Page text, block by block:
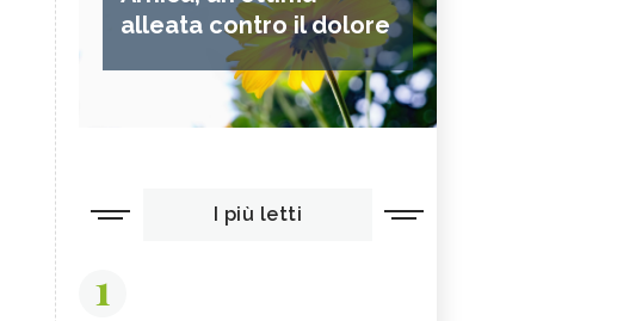
alleata contro il dolore
I più letti
1